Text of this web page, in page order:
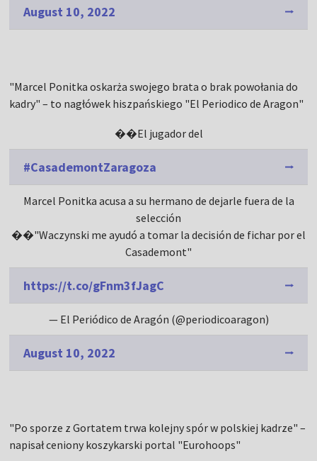
August 10, 2022
"Marcel Ponitka oskarża swojego brata o brak powołania do
kadry" – to nagłówek hiszpańskiego "El Periodico de Aragon"
��El jugador del
#CasademontZaragoza
Marcel Ponitka acusa a su hermano de dejarle fuera de la
selección
��"Waczynski me ayudó a tomar la decisión de fichar por el
Casademont"
https://t.co/gFnm3fJagC
— El Periódico de Aragón (@periodicoaragon)
August 10, 2022
"Po sporze z Gortatem trwa kolejny spór w polskiej kadrze" –
napisał ceniony koszykarski portal "Eurohoops"